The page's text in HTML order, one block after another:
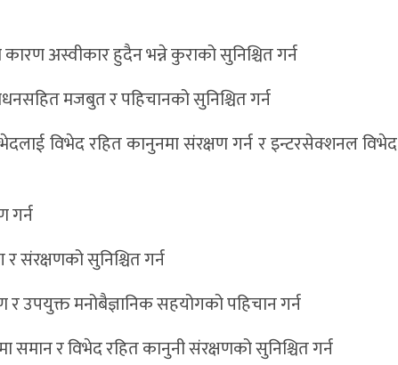
अस्वीकार हुदैन भन्ने कुराको सुनिश्चित गर्न
मजबुत र पहिचानको सुनिश्चित गर्न
विभेद रहित कानुनमा संरक्षण गर्न र इन्टरसेक्शनल विभेद
गर्न
संरक्षणको सुनिश्चित गर्न
उपयुक्त मनोबैज्ञानिक सहयोगको पहिचान गर्न
समान र विभेद रहित कानुनी संरक्षणको सुनिश्चित गर्न